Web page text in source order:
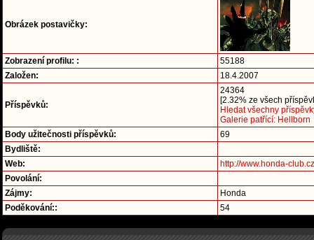
Obrázek postavičky:
Zobrazení profilu: :
55188
Založen:
18.4.2007
Příspěvků:
24364
[2.32% ze všech
Hledat všechny
Galerie patřící: Hellborn
Body užitečnosti příspěvků:
69
Bydliště:
Web:
http://www.honda-club.cz
Povolání:
Zájmy:
Honda
Poděkování::
54